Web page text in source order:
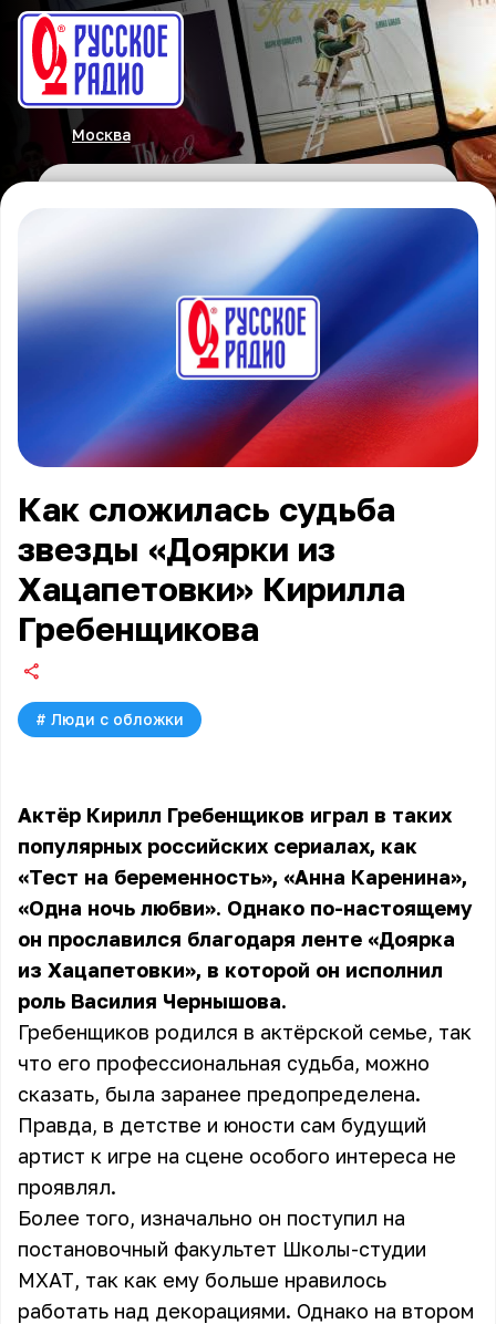
Москва
Как сложилась судьба
звезды «Доярки из
Хацапетовки» Кирилла
Гребенщикова
# Люди с обложки
Актёр Кирилл Гребенщиков играл в таких
популярных российских сериалах, как
«Тест на беременность», «Анна Каренина»,
«Одна ночь любви». Однако по-настоящему
он прославился благодаря ленте «Доярка
из Хацапетовки», в которой он исполнил
роль Василия Чернышова.
Гребенщиков родился в актёрской семье, так
что его профессиональная судьба, можно
сказать, была заранее предопределена.
Правда, в детстве и юности сам будущий
артист к игре на сцене особого интереса не
проявлял.
Более того, изначально он поступил на
постановочный факультет Школы-студии
МХАТ, так как ему больше нравилось
работать над декорациями. Однако на втором